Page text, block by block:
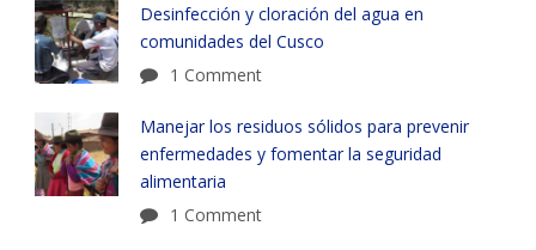
Desinfección y cloración del agua en
comunidades del Cusco
1 Comment
Manejar los residuos sólidos para prevenir
enfermedades y fomentar la seguridad
alimentaria
1 Comment